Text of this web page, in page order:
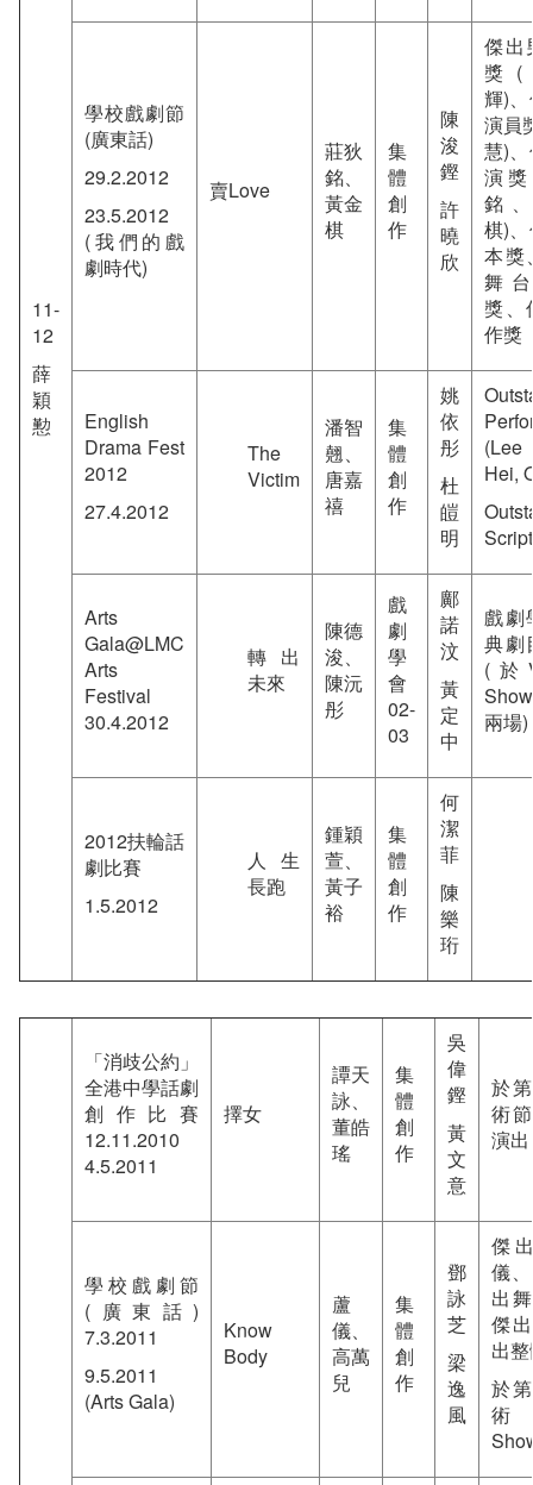
11-
12
薛
穎
懃
學校戲劇節
(廣東話)
29.2.2012
23.5.2012
(我們的戲
劇時代)
賣Love
莊狄
銘、
黃金
棋
集
體
創
作
陳
浚
鏗
許
曉
欣
傑出
獎(
輝)
演員
慧)
演
銘
棋)
本獎
舞
獎、
作獎
English
Drama Fest
2012
27.4.2012
The
Victim
潘智
翹、
唐嘉
禧
集
體
創
作
姚
依
彤
杜
皚
明
Hei,
Script
Arts
Gala@LMC
Arts
Festival
30.4.2012
轉出
未來
陳德
浚、
陳沅
彤
戲
劇
學
會
02-
03
鄺
諾
汶
黃
定
中
戲劇
典劇
(於
兩場)
2012扶輪話
劇比賽
1.5.2012
人生
長跑
鍾穎
萱、
黃子
裕
集
體
創
作
何
潔
菲
陳
樂
珩
「消歧公約」
全港中學話劇
創作比賽
12.11.2010
4.5.2011
擇女
譚天
詠、
董皓
瑤
集
體
創
作
吳
偉
鏗
黃
文
意
於
術
演出
學校戲劇節
(廣東話)
7.3.2011
9.5.2011
(Arts Gala)
Know
Body
蘆
儀、
高萬
兒
集
體
創
作
鄧
詠
芝
梁
逸
風
傑
儀
出
傑
出
於
術